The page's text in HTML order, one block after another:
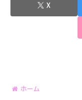
X
ホーム